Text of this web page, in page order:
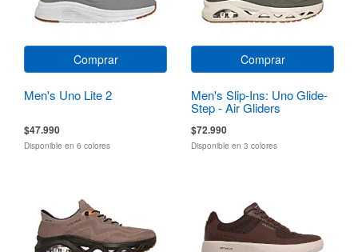
Comprar
Men's Uno Lite 2
$47.990
Disponible en 6 colores
Comprar
Men's Slip-Ins: Uno Glide-
Step - Air Gliders
$72.990
Disponible en 3 colores